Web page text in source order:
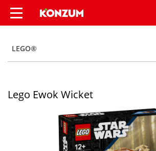
Lego Ewok Wicket - Konzum
LEGO®
Lego Ewok Wicket